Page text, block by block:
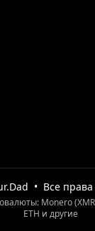
• Все
Monero
ETH и другие